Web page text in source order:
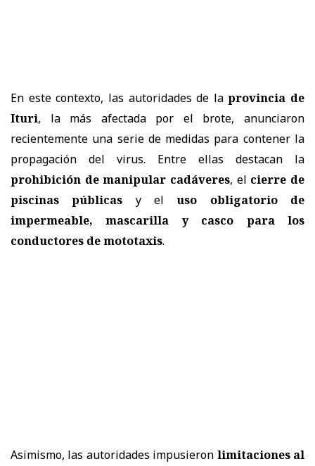
En este contexto, las autoridades de laprovincia de
Ituri, la más afectada por el brote, anunciaron
recientemente una serie de medidas para contener la
propagación del virus. Entre ellas destacan la
prohibición de manipular cadáveres, el cierre de
piscinas públicas y eluso obligatorio de
impermeable, mascarilla y casco para los
conductores de mototaxis.
Asimismo, las autoridades impusieron limitaciones al